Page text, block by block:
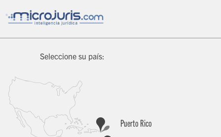
Seleccione su país:
Puerto Rico